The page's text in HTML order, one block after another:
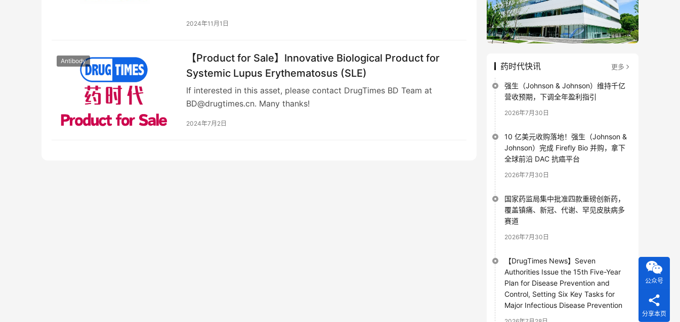
2024年11月1日
Antibody
【Product for Sale】Innovative Biological Product for
Systemic Lupus Erythematosus (SLE)
If interested in this asset, please contact DrugTimes BD Team at
BD@drugtimes.cn. Many thanks!
2024年7月2日
药时代快讯 更多
强生（Johnson & Johnson）维持千亿
营收预期，下调全年盈利指引
2026年7月30日
10 亿美元收购落地！强生（Johnson &
Johnson）完成 Firefly Bio 并购，拿下
全球前沿 DAC 抗癌平台
2026年7月30日
国家药监局集中批准四款重磅创新药，
覆盖镇痛、新冠、代谢、罕见皮肤病多
赛道
2026年7月30日
【DrugTimes News】Seven
Authorities Issue the 15th Five-Year
Plan for Disease Prevention and
Control, Setting Six Key Tasks for
Major Infectious Disease Prevention
公众号
分享本页